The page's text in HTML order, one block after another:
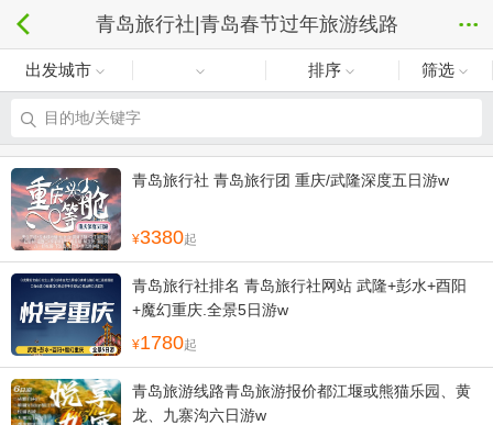
青岛旅行社|青岛春节过年旅游线路
出发城市 排序 筛选
目的地/关键字
青岛旅行社 青岛旅行团 重庆/武隆深度五日游w
3380起
青岛旅行社排名 青岛旅行社网站 武隆+彭水+酉阳
+魔幻重庆.全景5日游w
1780起
青岛旅游线路青岛旅游报价都江堰或熊猫乐园、黄
龙、九寨沟六日游w